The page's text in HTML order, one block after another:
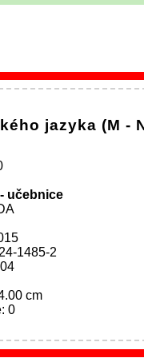
jazyka (M -
učebnice
1485-2
cm
0